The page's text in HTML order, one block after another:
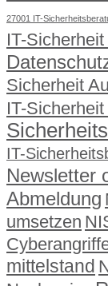
27001 IT-
IT-
Sicherheit
IT-
IT-
Newsletter
Abmeldung
umsetzen
mittelstand